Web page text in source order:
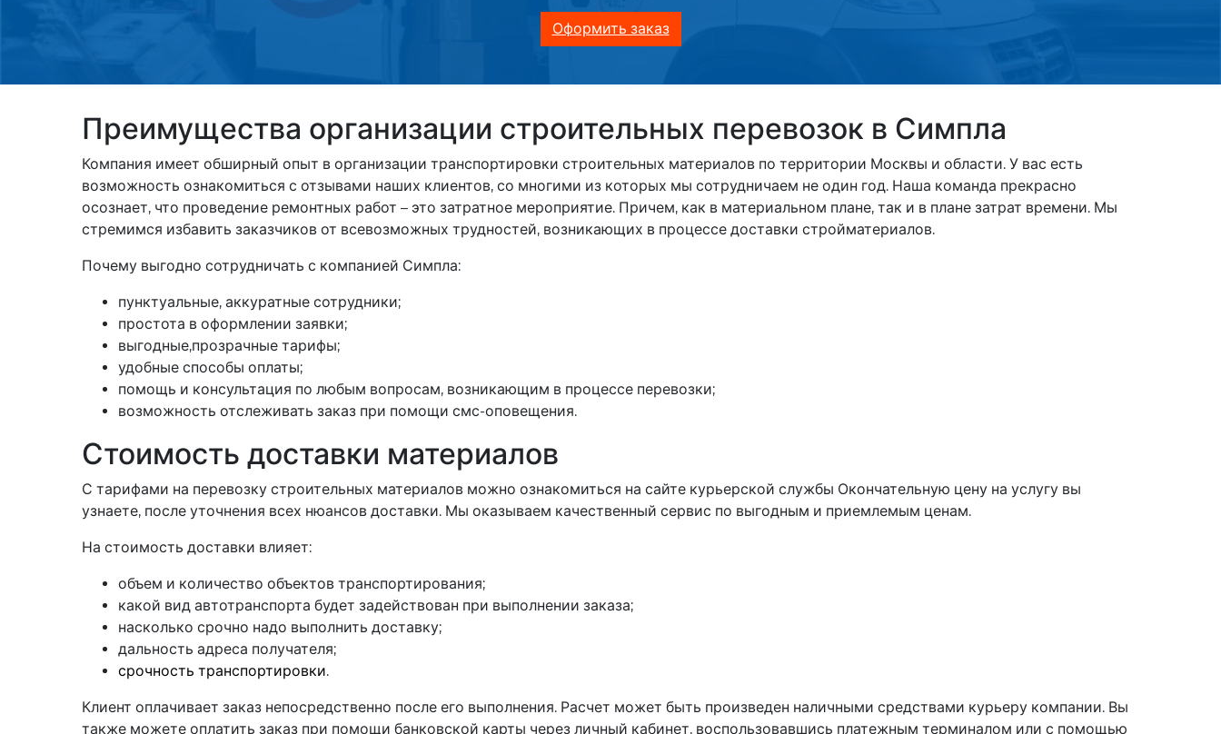
Оформить заказ
Преимущества организации строительных перевозок в Симпла
Компания имеет обширный опыт в организации транспортировки строительных материалов по территории Москвы и области. У вас есть
возможность ознакомиться с отзывами наших клиентов, со многими из которых мы сотрудничаем не один год. Наша команда прекрасно
осознает, что проведение ремонтных работ – это затратное мероприятие. Причем, как в материальном плане, так и в плане затрат времени. Мы
стремимся избавить заказчиков от всевозможных трудностей, возникающих в процессе доставки стройматериалов.
Почему выгодно сотрудничать с компанией Симпла:
пунктуальные, аккуратные сотрудники;
простота в оформлении заявки;
выгодные,прозрачные тарифы;
удобные способы оплаты;
помощь и консультация по любым вопросам, возникающим в процессе перевозки;
возможность отслеживать заказ при помощи смс-оповещения.
Стоимость доставки материалов
С тарифами на перевозку строительных материалов можно ознакомиться на сайте курьерской службы Окончательную цену на услугу вы
узнаете, после уточнения всех нюансов доставки. Мы оказываем качественный сервис по выгодным и приемлемым ценам.
На стоимость доставки влияет:
объем и количество объектов транспортирования;
какой вид автотранспорта будет задействован при выполнении заказа;
насколько срочно надо выполнить доставку;
дальность адреса получателя;
срочность транспортировки.
Клиент оплачивает заказ непосредственно после его выполнения. Расчет может быть произведен наличными средствами курьеру компании. Вы
также можете оплатить заказ при помощи банковской карты через личный кабинет, воспользовавшись платежным терминалом или с помощью